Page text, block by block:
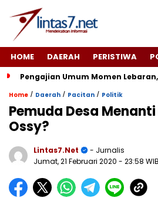
HOME DAERAH PERISTIWA
Pengajian Umum Momen
Home / Daerah / Pacitan / Politik
Pemuda Desa
Ossy?
Lintas7.net
- Jurnalis
Jumat, 21 Februari 2020 - 23:58 WIB